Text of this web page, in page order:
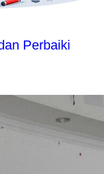
Perbaiki